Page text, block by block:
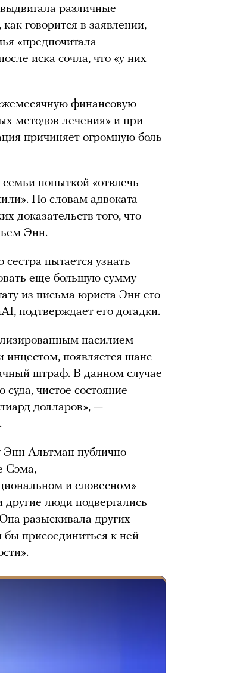
различные
говорится в заявлении,
«предпочитала
иска сочла, что «у них
финансовую
методов лечения» и при
причиняет огромную боль
попыткой «отвлечь
По словам адвоката
доказательств того, что
Энн.
сестра пытается узнать
еще большую сумму
из письма юриста Энн его
подтверждает его догадки.
насилием
инцестом, появляется шанс
штраф. В данном случае
чистое состояние
долларов», —
Энн Альтман публично
Сэма,
и словесном»
другие люди подвергались
разыскивала других
присоединиться к ней